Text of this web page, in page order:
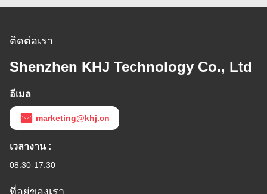
ติดต่อเรา
Shenzhen KHJ Technology Co., Ltd
อีเมล
marketing@khj.cn
เวลางาน :
08:30-17:30